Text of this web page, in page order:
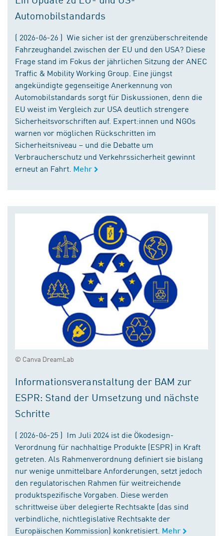
Automobilstandards
( 2026-06-26 ) Wie sicher ist der grenzüberschreitende
Fahrzeughandel zwischen der EU und den USA? Diese
Frage stand im Fokus der jährlichen Sitzung der ANEC
Traffic & Mobility Working Group. Eine jüngst
angekündigte gegenseitige Anerkennung von
Automobilstandards sorgt für Diskussionen, denn die
EU weist im Vergleich zur USA deutlich strengere
Sicherheitsvorschriften auf. Expert:innen und NGOs
warnen vor möglichen Rückschritten im
Sicherheitsniveau – und die Debatte um
Verbraucherschutz und Verkehrssicherheit gewinnt
erneut an Fahrt. Mehr
© Canva DreamLab
Informationsveranstaltung der BAM zur
ESPR: Stand der Umsetzung und nächste
Schritte
( 2026-06-25 ) Im Juli 2024 ist die Ökodesign-
Verordnung für nachhaltige Produkte (ESPR) in Kraft
getreten. Als Rahmenverordnung definiert sie bislang
nur wenige unmittelbare Anforderungen, setzt jedoch
den regulatorischen Rahmen für weitreichende
produktspezifische Vorgaben. Diese werden
schrittweise über delegierte Rechtsakte (das sind
verbindliche, nichtlegislative Rechtsakte der
Europäischen Kommission) konkretisiert. Mehr